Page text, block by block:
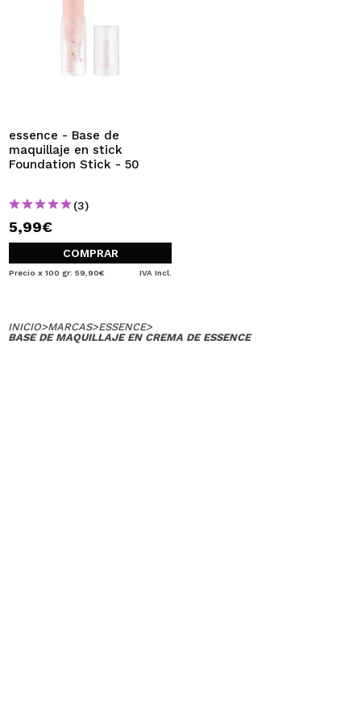
essence - Base de
maquillaje en stick
Foundation Stick - 50
(3)
5,99€
COMPRAR
Precio x 100 gr: 59,90€ IVA Incl.
INICIO>MARCAS>ESSENCE>
BASE DE MAQUILLAJE EN CREMA DE ESSENCE